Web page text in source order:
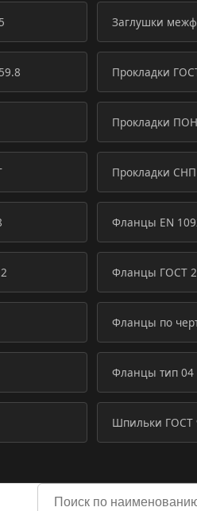
Заглушки
Прокладки
Прокладки ПОН
Прокладки
Фланцы EN
Фланцы ГОСТ
Фланцы по
Фланцы тип 04
Шпильки ГОСТ